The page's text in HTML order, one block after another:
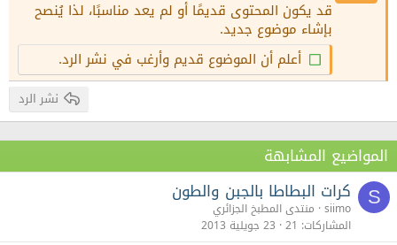
22
26
Times New Roman
Trebuchet MS
Verdana
قد يكون المحتوى قديمًا أو لم يعد مناسبًا، لذا يُنصح
بإشاء موضوع جديد.
أعلم أن الموضوع قديم وأرغب في نشر الرد.
نشر الرد
المواضيع المشابهة
S كرات البطاطا بالجبن والطون
siimo منتدى المطبخ الجزائري
المشاركات 21 23 جويلية 2013